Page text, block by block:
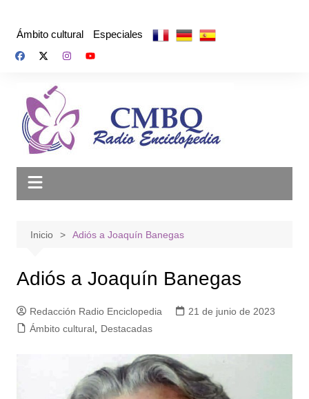
Ámbito cultural Especiales
Inicio Adiós a Joaquín Banegas
Adiós a Joaquín Banegas
Redacción Radio Enciclopedia
21 de junio de 2023
Ámbito cultural, Destacadas